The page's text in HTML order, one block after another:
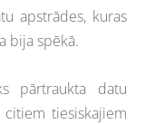
apstrādes, kuras
bija spēkā.
pārtraukta datu
tiesiskajiem